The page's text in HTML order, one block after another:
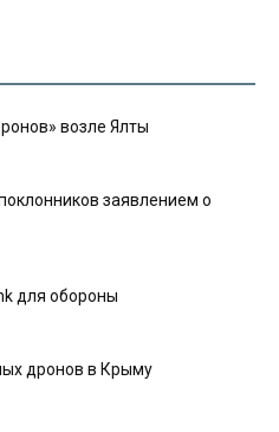
возле Ялты
заявлением о
для обороны
дронов в Крыму